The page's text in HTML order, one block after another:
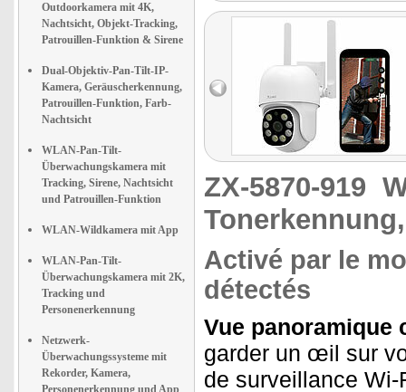
Outdoorkamera mit 4K,
Nachtsicht, Objekt-Tracking,
Patrouillen-Funktion & Sirene
Dual-Objektiv-Pan-Tilt-IP-
Kamera, Geräuscherkennung,
Patrouillen-Funktion, Farb-
Nachtsicht
WLAN-Pan-Tilt-
Überwachungskamera mit
Tracking, Sirene, Nachtsicht
und Patrouillen-Funktion
WLAN-Wildkamera mit App
WLAN-Pan-Tilt-
Überwachungskamera mit 2K,
Tracking und
Personenerkennung
Netzwerk-
Überwachungssysteme mit
Rekorder, Kamera,
Personenerkennung und App
ZX-5870-919
Activé par le
détectés
Vue panoramique
garder un œil sur
de surveillance